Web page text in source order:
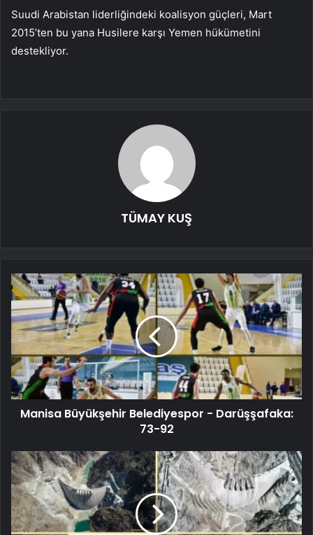
Suudi Arabistan liderliğindeki koalisyon güçleri, Mart
2015’ten bu yana Husilere karşı Yemen hükümetini
destekliyor.
TÜMAY KUŞ
Manisa Büyükşehir Belediyespor - Darüşşafaka:
73-92